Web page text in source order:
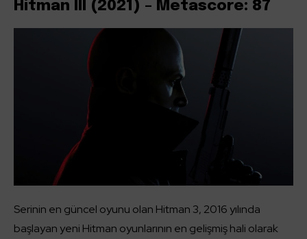
Hitman III (2021) – Metascore: 87
Serinin en güncel oyunu olan Hitman 3, 2016 yılında
başlayan yeni Hitman oyunlarının en gelişmiş hali olarak